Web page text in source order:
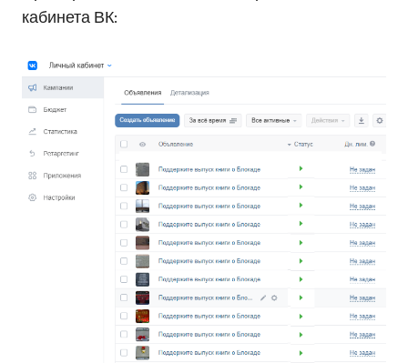
кабинета ВК: